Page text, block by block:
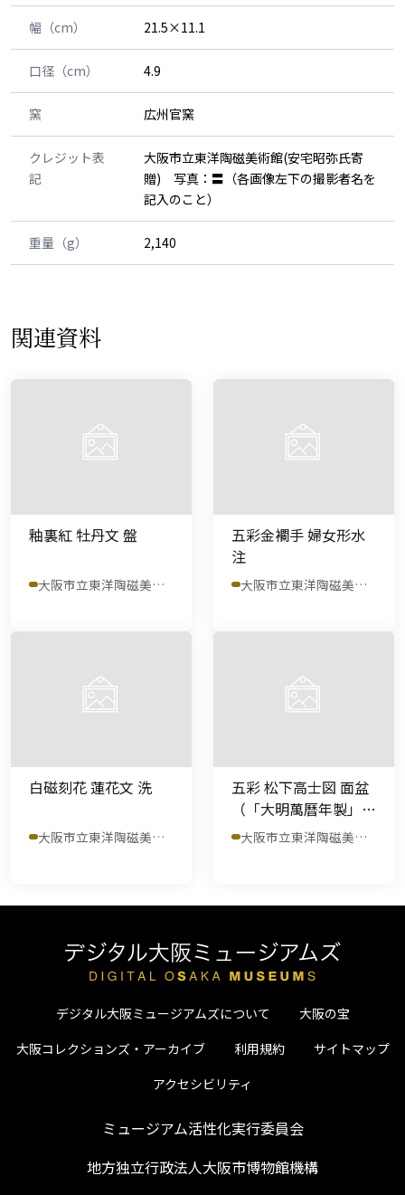
幅（cm） 21.5×11.1
口径（cm） 4.9
窯 広州官窯
クレジット表
記
大阪市立東洋陶磁美術館(安宅昭弥氏寄
贈) 写真：〓（各画像左下の撮影者名を
記入のこと）
重量（g） 2,140
関連資料
釉裏紅 牡丹文 盤
大阪市立東洋陶磁美術館
五彩金襴手 婦女形水
注
大阪市立東洋陶磁美術館
白磁刻花 蓮花文 洗
大阪市立東洋陶磁美術館
五彩 松下高士図 面盆
（「大明萬曆年製」
銘）
大阪市立東洋陶磁美術館
デジタル大阪ミュージアムズについて
大阪の宝
大阪コレクションズ・アーカイブ
利用規約
サイトマップ
アクセシビリティ
ミュージアム活性化実行委員会
地方独立行政法人大阪市博物館機構